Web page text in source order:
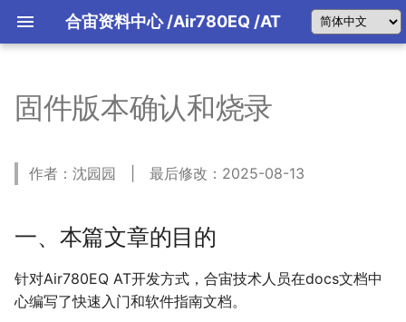
合宙资料中心 /Air780EQ /AT
典型硬件设计指南
典型应用参考设计
串口电路设计指导
TCP
HTTP
阿里云
百度云
ONENET
网络状态机
一、本篇文章的目的
3.1 核心板开机
3.3 如何给核心板烧录正确的 AT
固件版本确认和烧录
作者：沈园园 | 最后修改：2025-08-13
一、本篇文章的目的
针对Air780EQ AT开发方式，合宙技术人员在docs文档中
心编写了快速入门和软件指南文档。